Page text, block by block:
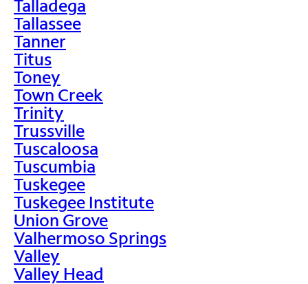
Talladega
Tallassee
Tanner
Titus
Toney
Town Creek
Trinity
Trussville
Tuscaloosa
Tuscumbia
Tuskegee
Tuskegee Institute
Union Grove
Valhermoso Springs
Valley
Valley Head